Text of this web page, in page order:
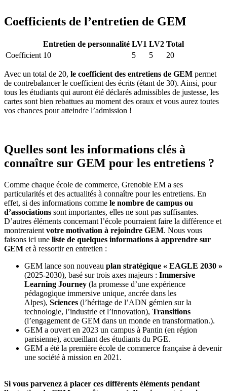
Coefficients de l’entretien de GEM
Entretien de personnalité LV1 LV2 Total
Coefficient 10 5 5 20
Avec un total de 20, le coefficient des entretiens de GEM permet
de contrebalancer le coefficient des écrits (étant de 30). Ainsi, pour
tous les étudiants qui auront été déclarés admissibles de justesse, les
cartes sont bien rebattues au moment des oraux et vous aurez toutes
vos chances pour atteindre l’admission !
Quelles sont les informations clés à
connaître sur GEM pour les entretiens ?
Comme chaque école de commerce, Grenoble EM a ses
particularités et des actualités à connaître pour les entretiens. En
effet, si des informations comme le nombre de campus ou
d’associations sont importantes, elles ne sont pas suffisantes.
D’autres éléments concernant l’école pourraient faire la différence et
montreraient votre motivation à rejoindre GEM. Nous vous
faisons ici une liste de quelques informations à apprendre sur
GEM et à ressortir en entretien :
GEM lance son nouveau plan stratégique « EAGLE 2030 »
(2025-2030), basé sur trois axes majeurs : Immersive
Learning Journey (la promesse d’une expérience
pédagogique immersive unique, ancrée dans les
Alpes), Sciences (l’héritage de l’ADN gémien sur la
technologie, l’industrie et l’innovation), Transitions
(l’engagement de GEM dans un monde en transformation.).
GEM a ouvert en 2023 un campus à Pantin (en région
parisienne), accueillant des étudiants du PGE.
GEM a été la première école de commerce française à devenir
une société à mission en 2021.
Si vous parvenez à placer ces différents éléments pendant